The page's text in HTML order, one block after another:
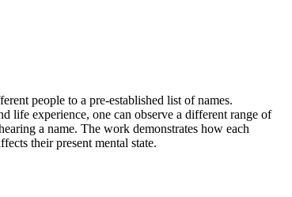
people to a pre-established list of names.
life experience, one can observe a different range of
a name. The work demonstrates how each
their present mental state.